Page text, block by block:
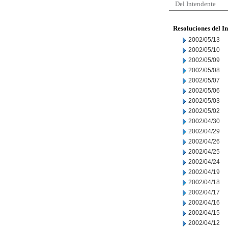
Del Intendente
Resoluciones del
2002/05/13
2002/05/10
2002/05/09
2002/05/08
2002/05/07
2002/05/06
2002/05/03
2002/05/02
2002/04/30
2002/04/29
2002/04/26
2002/04/25
2002/04/24
2002/04/19
2002/04/18
2002/04/17
2002/04/16
2002/04/15
2002/04/12